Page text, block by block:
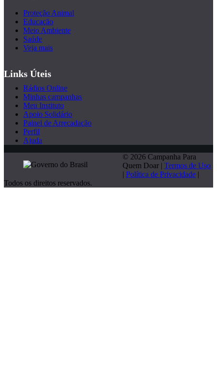
Proteção Animal
Educação
Meio Ambiente
Saúde
Veja mais
Links Úteis
Rádios Online
Minhas campanhas
Meu Instituto
Apoio Solidário
Painel de Arrecadação
Perfil
Ajuda
© 2026 Campanha Para
Quem Doar | Termos de Uso
| Política de Privacidade |
Todos os direitos reservados.